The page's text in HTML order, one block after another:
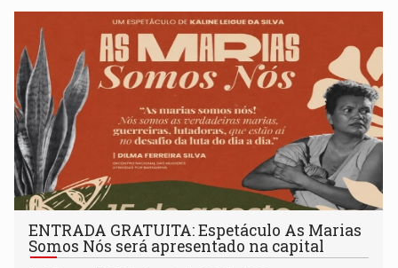
ENTRADA GRATUITA: Espetáculo As Marias
Somos Nós será apresentado na capital